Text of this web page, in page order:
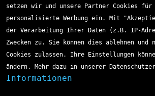
ZAHLUNGSARTEN
setzen wir und unsere Partner Cookies für
personalisierte Werbung ein. Mit
der Verarbeitung Ihrer Daten (z.B. IP-
Zwecken zu. Sie können dies ablehnen und
Cookies zulassen. Ihre Einstellungen
ändern. Mehr dazu in unserer
Informationen